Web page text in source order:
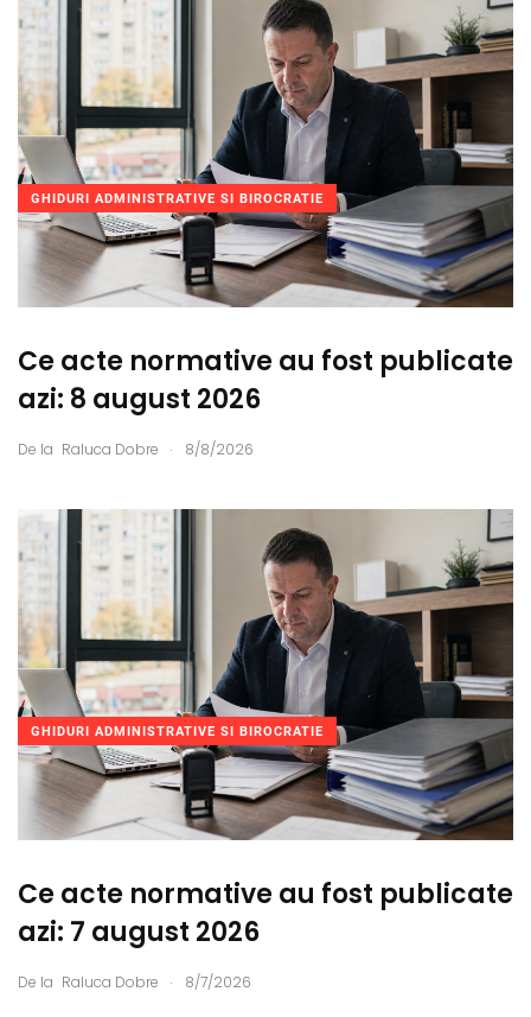
GHIDURI ADMINISTRATIVE SI BIROCRATIE
Ce acte normative au fost publicate
azi: 8 august 2026
De la Raluca Dobre . 8/8/2026
GHIDURI ADMINISTRATIVE SI BIROCRATIE
Ce acte normative au fost publicate
azi: 7 august 2026
De la Raluca Dobre . 8/7/2026